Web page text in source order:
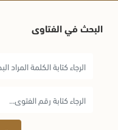
البحث في الفتاوى